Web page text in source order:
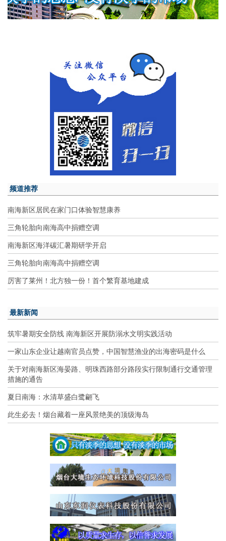
频道推荐
南海新区居民在家门口体验智慧康养
三角轮胎向南海高中捐赠空调
南海新区海洋碳汇暑期研学开启
三角轮胎向南海高中捐赠空调
厉害了莱州！北方独一份！首个繁育基地建成
最新新闻
筑牢暑期安全防线 南海新区开展防溺水文明实践活动
一家山东企业让越南官员点赞，中国智慧渔业的出海密码是什么
关于对南海新区海晏路、明珠西路部分路段实行限制通行交通管理
措施的通告
夏日南海：水清草盛白鹭翩飞
此生必去！烟台藏着一座风景绝美的顶级海岛